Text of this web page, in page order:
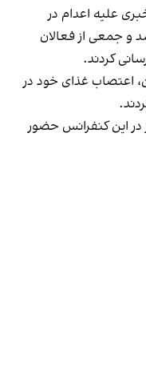
علیه اعدام در
و جمعی از فعالان
کردند.
اعتصاب غذای خود در
در این کنفرانس حضور